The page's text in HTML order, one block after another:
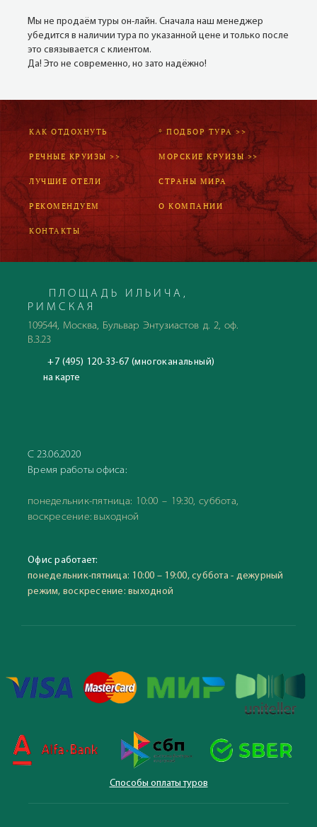
Мы не продаём туры он-лайн. Сначала наш менеджер
убедится в наличии тура по указанной цене и только после
это связывается с клиентом.
Да! Это не современно, но зато надёжно!
КАК ОТДОХНУТЬ * ПОДБОР ТУРА >>
РЕЧНЫЕ КРУИЗЫ >> МОРСКИЕ КРУИЗЫ >>
ЛУЧШИЕ ОТЕЛИ СТРАНЫ МИРА
РЕКОМЕНДУЕМ О КОМПАНИИ
КОНТАКТЫ
ПЛОЩАДЬ ИЛЬИЧА,
РИМСКАЯ
109544, Москва, Бульвар Энтузиастов д. 2, оф.
В.3.23
+7 (495) 120-33-67 (многоканальный)
на карте
С 23.06.2020
Время работы офиса:
понедельник-пятница: 10:00 – 19:30, суббота,
воскресение: выходной
Офис работает:
понедельник-пятница: 10:00 – 19:00, суббота - дежурный
режим, воскресение: выходной
Способы оплаты туров